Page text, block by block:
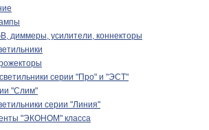
диммеры, усилители, коннекторы
серии "Про" и "ЭСТ"
"Слим"
серии "Линия"
"ЭКОНОМ" класса